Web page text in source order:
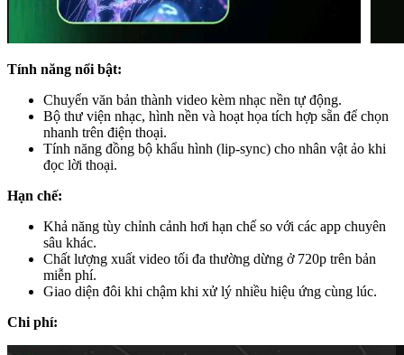
Tính năng nổi bật:
Chuyển văn bản thành video kèm nhạc nền tự động.
Bộ thư viện nhạc, hình nền và hoạt họa tích hợp sẵn để chọn
nhanh trên điện thoại.
Tính năng đồng bộ khẩu hình (lip-sync) cho nhân vật ảo khi
đọc lời thoại.
Hạn chế:
Khả năng tùy chỉnh cảnh hơi hạn chế so với các app chuyên
sâu khác.
Chất lượng xuất video tối đa thường dừng ở 720p trên bản
miễn phí.
Giao diện đôi khi chậm khi xử lý nhiều hiệu ứng cùng lúc.
Chi phí: